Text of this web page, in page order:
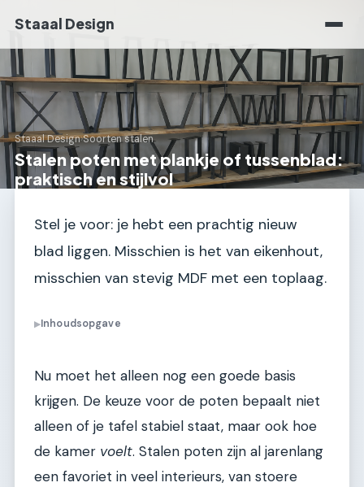
Staaal Design
Staaal Design›Soorten stalen
Stalen poten met plankje of tussenblad:
praktisch en stijlvol
Stel je voor: je hebt een prachtig nieuw
blad liggen. Misschien is het van eikenhout,
misschien van stevig MDF met een toplaag.
▶Inhoudsopgave
Nu moet het alleen nog een goede basis
krijgen. De keuze voor de poten bepaalt niet
alleen of je tafel stabiel staat, maar ook hoe
de kamer voelt. Stalen poten zijn al jarenlang
een favoriet in veel interieurs, van stoere